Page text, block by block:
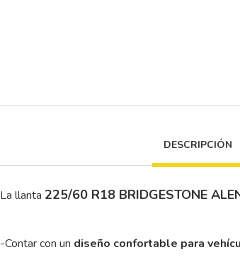
DESCRIPCIÓN
La llanta 225/60 R18 BRIDGESTONE
-Contar con un diseño confortable para